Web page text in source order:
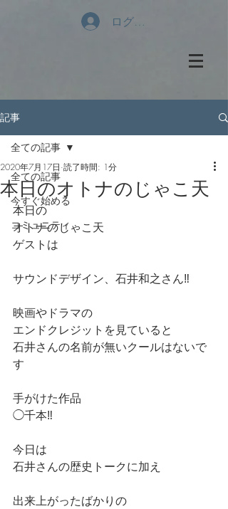
ログイン
記事
全ての記事
今すぐ始める
コミュニティ
全ての記事
本日のオトナのじゃこ天
2020年7月17日 読了時間: 1分
本日の
オトナのじゃこ天
ゲストは
サウンドデザイン、石井和之さん‼️
映画やドラマの
エンドクレジットを見ていると
石井さんの名前が無いクールはないで
す
手がけた作品
◯千本‼️
今日は
石井さんの歴史トークに加え
出来上がったばかりの